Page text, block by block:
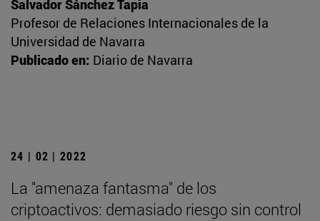
Salvador Sánchez Tapia
Profesor de Relaciones Internacionales de la
Universidad de Navarra
Publicado en: Diario de Navarra
24 | 02 | 2022
La "amenaza fantasma" de los
criptoactivos: demasiado riesgo sin control